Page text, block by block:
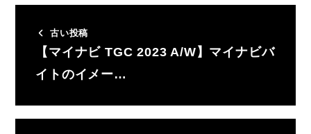
古い投稿
【マイナビ TGC 2023 A/W】マイナビバ
イトのイメー…